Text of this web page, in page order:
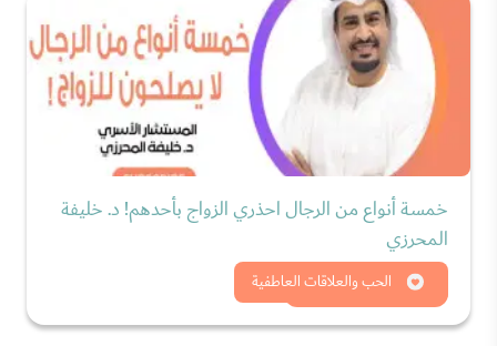
الحب والعلاقات العاطفية
خمسة أنواع من الرجال احذري الزواج بأحدهم! د. خليفة
المحرزي
شاهد الان